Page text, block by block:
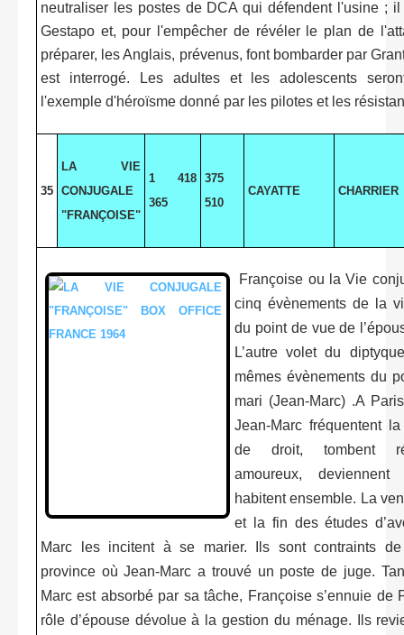
neutraliser les postes de DCA qui défendent l'usine ;
Gestapo et, pour l'empêcher de révéler le plan de
préparer, les Anglais, prévenus, font bombarder par
est interrogé. Les adultes et les adolescents
l'exemple d'héroïsme donné par les pilotes et les
35
LA VIE
CONJUGALE
"FRANÇOISE"
1 418
365
375
510
CAYATTE CHARRIER
Françoise ou la Vie
cinq évènements de la
du point de vue de
L’autre volet du
mêmes évènements du
mari (Jean-Marc) .A
Jean-Marc fréquentent
de droit, tombent
amoureux,
habitent ensemble. La
et la fin des études
Marc les incitent à se marier. Ils sont contraints de
province où Jean-Marc a trouvé un poste de juge.
Marc est absorbé par sa tâche, Françoise s’ennuie de
rôle d’épouse dévolue à la gestion du ménage. Ils